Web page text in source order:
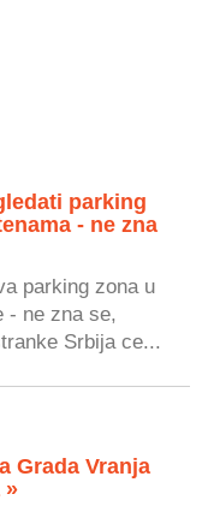
parking
- ne zna
parking zona u
- ne zna se,
Srbija ce...
Grada Vranja
»